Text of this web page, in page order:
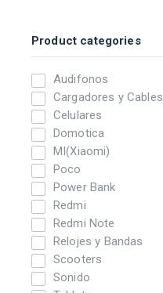
Product categories
Audifonos
Cargadores y Cables
Celulares
Domotica
MI(Xiaomi)
Poco
Power Bank
Redmi
Redmi Note
Relojes y Bandas
Scooters
Sonido